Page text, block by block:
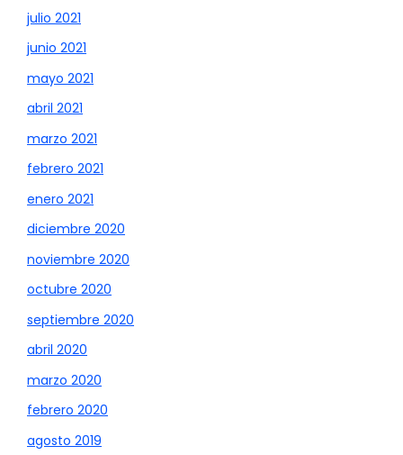
julio 2021
junio 2021
mayo 2021
abril 2021
marzo 2021
febrero 2021
enero 2021
diciembre 2020
noviembre 2020
octubre 2020
septiembre 2020
abril 2020
marzo 2020
febrero 2020
agosto 2019